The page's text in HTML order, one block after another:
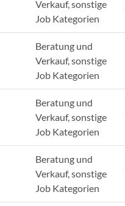
Verkauf, sonstige
Job Kategorien
Beratung und
Verkauf, sonstige
Job Kategorien
Beratung und
Verkauf, sonstige
Job Kategorien
Beratung und
Verkauf, sonstige
Job Kategorien